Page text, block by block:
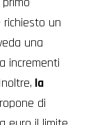
richiesto un
una
incrementi
la
di